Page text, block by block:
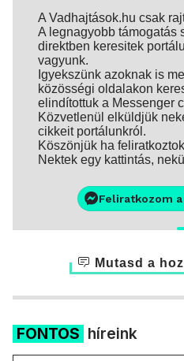
A Vadhajtások.hu csak
A legnagyobb támogatás
direktben keresitek
vagyunk.
Igyekszünk azoknak is
közösségi oldalakon
elindítottuk a Messenger
Közvetlenül elküldjük
cikkeit portálunkról.
Köszönjük ha
Nektek egy kattintás,
Feliratkozom
Mutasd a
FONTOS híreink